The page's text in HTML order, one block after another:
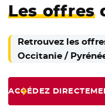
Les offres
Retrouvez les
Occitanie /
ACCÉDEZ